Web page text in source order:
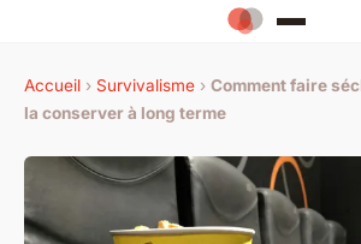
Accueil › Survivalisme › Comment faire
la conserver à long terme